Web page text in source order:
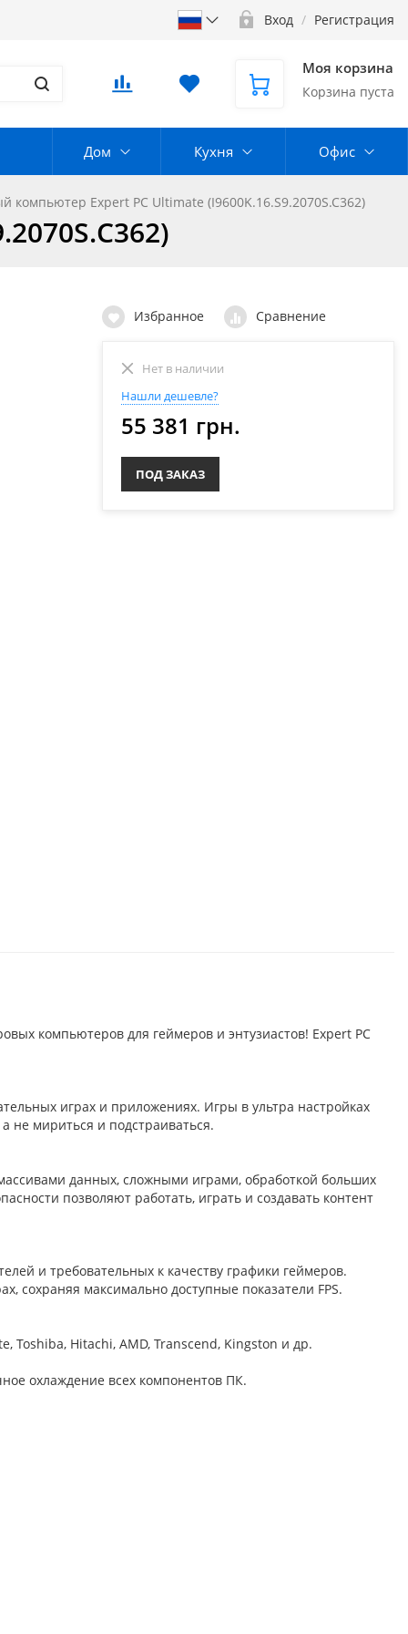
Вход / Регистрация
Моя корзина
Корзина пуста
Дом Кухня Офис
компьютер Expert PC Ultimate (I9600K.16.S9.2070S.C362)
Избранное Сравнение
Нет в наличии
Нашли дешевле?
55 381 грн.
ПОД ЗАКАЗ
компьютеров для геймеров и энтузиастов! Expert PC
играх и приложениях. Игры в ультра настройках
не мириться и подстраиваться.
данных, сложными играми, обработкой больших
позволяют работать, играть и создавать контент
и требовательных к качеству графики геймеров.
сохраняя максимально доступные показатели FPS.
Toshiba, Hitachi, AMD, Transcend, Kingston и др.
охлаждение всех компонентов ПК.